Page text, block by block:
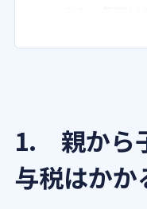
措置
3-2. 教育資
置
1. 親から
与税はかか